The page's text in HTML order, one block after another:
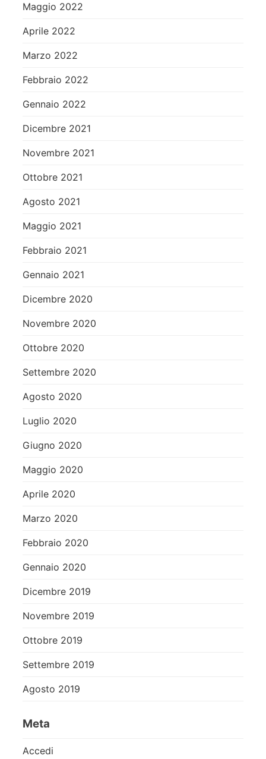
Maggio 2022
Aprile 2022
Marzo 2022
Febbraio 2022
Gennaio 2022
Dicembre 2021
Novembre 2021
Ottobre 2021
Agosto 2021
Maggio 2021
Febbraio 2021
Gennaio 2021
Dicembre 2020
Novembre 2020
Ottobre 2020
Settembre 2020
Agosto 2020
Luglio 2020
Giugno 2020
Maggio 2020
Aprile 2020
Marzo 2020
Febbraio 2020
Gennaio 2020
Dicembre 2019
Novembre 2019
Ottobre 2019
Settembre 2019
Agosto 2019
Meta
Accedi